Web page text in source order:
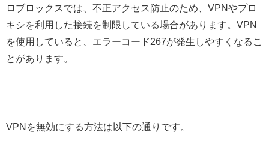
ロブロックスでは、不正アクセス防止のため、VPNやプロ
キシを利用した接続を制限している場合があります。VPN
を使用していると、エラーコード267が発生しやすくなるこ
とがあります。
VPNを無効にする方法は以下の通りです。